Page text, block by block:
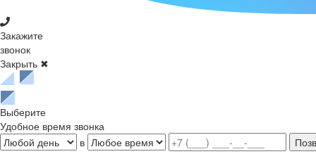
Закажите
звонок
Закрыть ✖
Выберите
Удобное время звонка
в